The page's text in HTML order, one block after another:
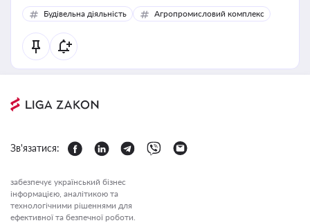
Будівельна діяльність Агропромисловий комплекс
Зв'язатися:
забезпечує український бізнес
інформацією, аналітикою та
технологічними рішеннями для
ефективної та безпечної роботи.